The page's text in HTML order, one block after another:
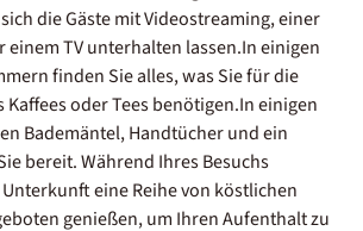
die Gäste mit Videostreaming, einer
einem TV unterhalten lassen.In einigen
finden Sie alles, was Sie für die
oder Tees benötigen.In einigen
Bademäntel, Handtücher und ein
bereit. Während Ihres Besuchs
eine Reihe von köstlichen
genießen, um Ihren Aufenthalt zu